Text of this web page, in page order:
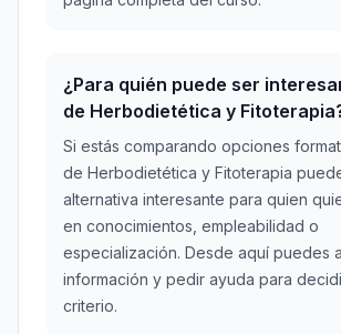
¿Para quién puede ser
de Herbodietética y
Si estás comparando opciones
de Herbodietética y Fitoterapia
alternativa interesante para quien
en conocimientos, empleabilidad o
especialización. Desde aquí puedes
información y pedir ayuda para
criterio.